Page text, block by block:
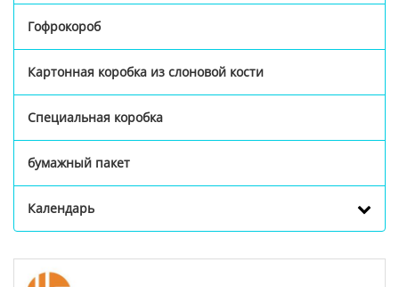
Гофрокороб
Картонная коробка из слоновой кости
Специальная коробка
бумажный пакет
Календарь